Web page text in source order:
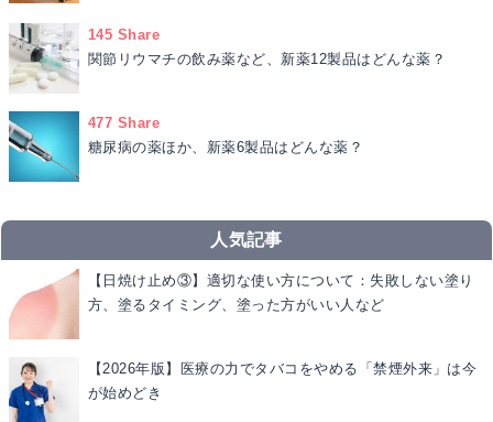
145 Share
関節リウマチの飲み薬など、新薬12製品はどんな薬？
477 Share
糖尿病の薬ほか、新薬6製品はどんな薬？
人気記事
【日焼け止め③】適切な使い方について：失敗しない塗り
方、塗るタイミング、塗った方がいい人など
【2026年版】医療の力でタバコをやめる「禁煙外来」は今
が始めどき